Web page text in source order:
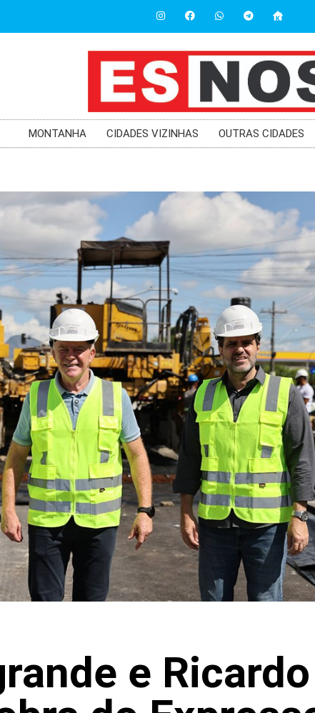
MONTANHA CIDADES VIZINHAS OUTRAS CIDADES
e Ricardo